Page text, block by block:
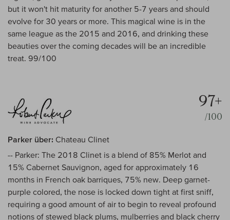
but it won't hit maturity for another 5-7 years and should
evolve for 30 years or more. This magical wine is in the
same league as the 2015 and 2016, and drinking these
beauties over the coming decades will be an incredible
treat. 99/100
97+
/100
Parker über: Chateau Clinet
-- Parker: The 2018 Clinet is a blend of 85% Merlot and
15% Cabernet Sauvignon, aged for approximately 16
months in French oak barriques, 75% new. Deep garnet-
purple colored, the nose is locked down tight at first sniff,
requiring a good amount of air to begin to reveal profound
notions of stewed black plums, mulberries and black cherry